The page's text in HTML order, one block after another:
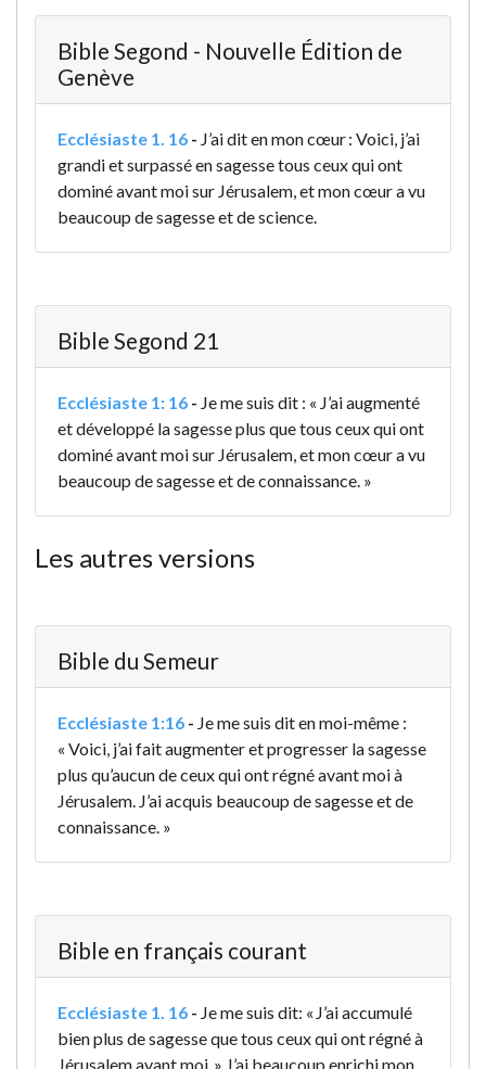
Bible Segond - Nouvelle Édition de
Genève
Ecclésiaste 1. 16 - J’ai dit en mon cœur : Voici, j’ai
grandi et surpassé en sagesse tous ceux qui ont
dominé avant moi sur Jérusalem, et mon cœur a vu
beaucoup de sagesse et de science.
Bible Segond 21
Ecclésiaste 1: 16 - Je me suis dit : « J’ai augmenté
et développé la sagesse plus que tous ceux qui ont
dominé avant moi sur Jérusalem, et mon cœur a vu
beaucoup de sagesse et de connaissance. »
Les autres versions
Bible du Semeur
Ecclésiaste 1:16 - Je me suis dit en moi-même :
« Voici, j’ai fait augmenter et progresser la sagesse
plus qu’aucun de ceux qui ont régné avant moi à
Jérusalem. J’ai acquis beaucoup de sagesse et de
connaissance. »
Bible en français courant
Ecclésiaste 1. 16 - Je me suis dit: « J’ai accumulé
bien plus de sagesse que tous ceux qui ont régné à
Jérusalem avant moi. » J’ai beaucoup enrichi mon